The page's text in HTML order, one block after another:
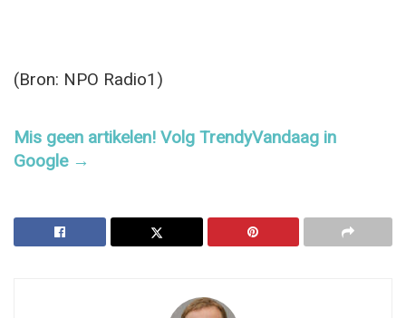
(Bron: NPO Radio1)
Mis geen artikelen! Volg TrendyVandaag in
Google →